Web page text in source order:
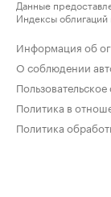
Данные
Индексы
Информация об
О соблюдении
Политика в
Политика